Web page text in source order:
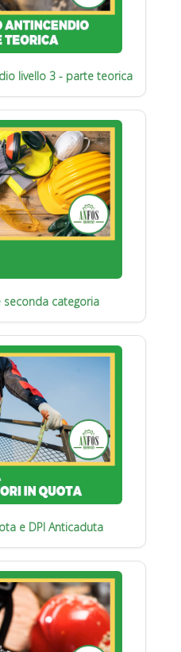
livello 3 - parte teorica
seconda categoria
e DPI Anticaduta